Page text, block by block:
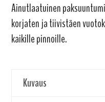
Ainutlaatuinen
korjaten ja tiivistäen
kaikille pinnoille.
Kuvaus